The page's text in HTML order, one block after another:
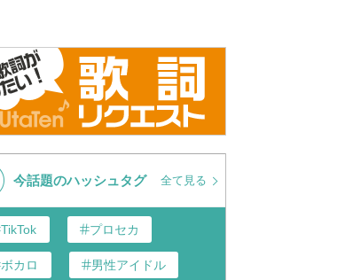
今話題のハッシュタグ 全て見る
TikTok プロセカ
ボカロ 男性アイドル